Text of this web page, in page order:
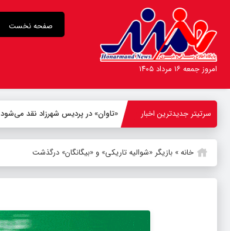
صفحه نخست
امروز جمعه ۱۶ مرداد ۱۴۰۵
سرتیتر جدیدترین اخبار «تاوان» در پردیس شهرزاد نقد می‌شود
خانه» بازیگر «شوالیه تاریکی» و «بیگانگان» درگذشت